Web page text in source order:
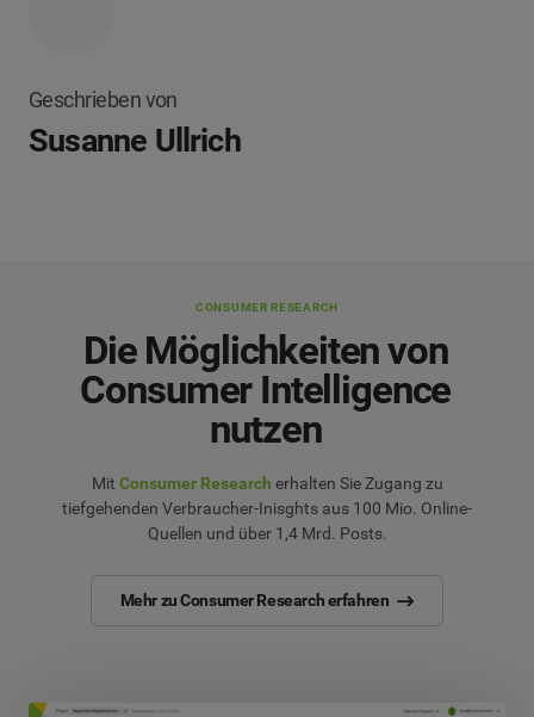
Geschrieben von
Susanne Ullrich
CONSUMER RESEARCH
Die Möglichkeiten von
Consumer Intelligence
nutzen
Mit Consumer Research erhalten Sie Zugang zu
tiefgehenden Verbraucher-Inisghts aus 100 Mio. Online-
Quellen und über 1,4 Mrd. Posts.
Mehr zu Consumer Research erfahren